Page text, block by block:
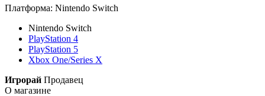
Платформа: Nintendo Switch
Nintendo Switch
PlayStation 4
PlayStation 5
Xbox One/Series X
Игрорай Продавец
О магазине